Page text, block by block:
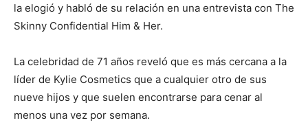
la elogió y habló de su relación en una entrevista con The
Skinny Confidential Him & Her.
La celebridad de 71 años reveló que es más cercana a la
líder de Kylie Cosmetics que a cualquier otro de sus
nueve hijos y que suelen encontrarse para cenar al
menos una vez por semana.